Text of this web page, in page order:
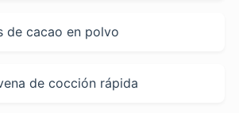
de cacao en polvo
de cocción rápida